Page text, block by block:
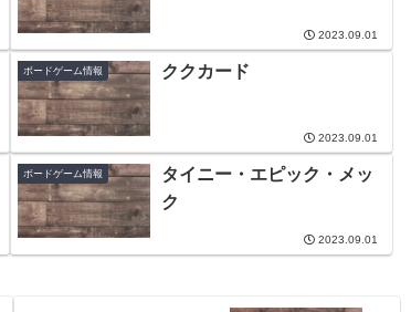
2023.09.01
ボードゲーム情報 ククカード
2023.09.01
ボードゲーム情報
タイニー・エピック・メッ
ク
2023.09.01